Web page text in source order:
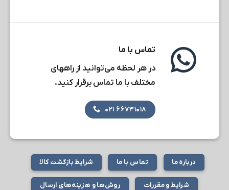
تماس با ما
در هر لحظه می‌توانید از راههای
مختلف با ما تماس برقرار کنید.
۶۶۷۴۱۰۱۸ ۰۲۱
درباره ما تماس با ما شرایط بازگشت کالا
شرایط و مقررات روش‌ها و هزینه‌های ارسال